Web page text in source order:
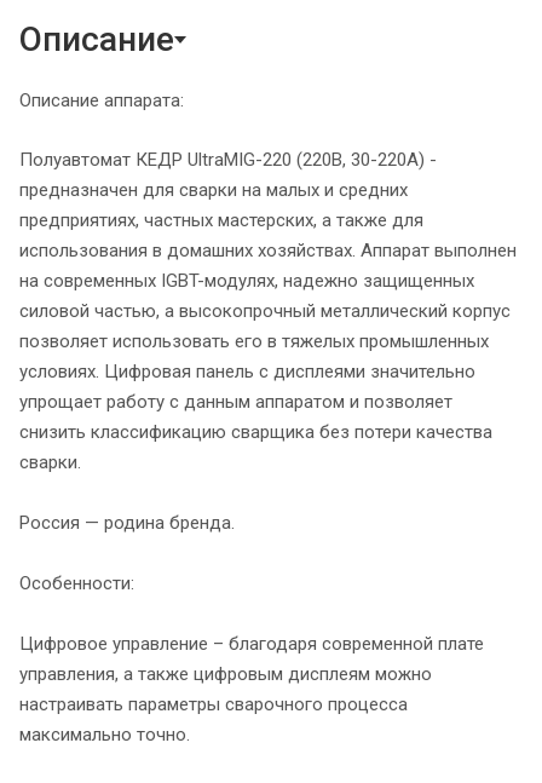
Описание
Описание аппарата:
Полуавтомат КЕДР UltraMIG-220 (220В, 30-220А) -
предназначен для сварки на малых и средних
предприятиях, частных мастерских, а также для
использования в домашних хозяйствах. Аппарат выполнен
на современных IGBT-модулях, надежно защищенных
силовой частью, а высокопрочный металлический корпус
позволяет использовать его в тяжелых промышленных
условиях. Цифровая панель с дисплеями значительно
упрощает работу с данным аппаратом и позволяет
снизить классификацию сварщика без потери качества
сварки.
Россия — родина бренда.
Особенности:
Цифровое управление – благодаря современной плате
управления, а также цифровым дисплеям можно
настраивать параметры сварочного процесса
максимально точно.